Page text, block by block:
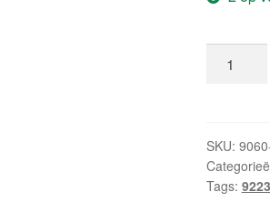
voor
Peugeot
308
SKU:
Tags: